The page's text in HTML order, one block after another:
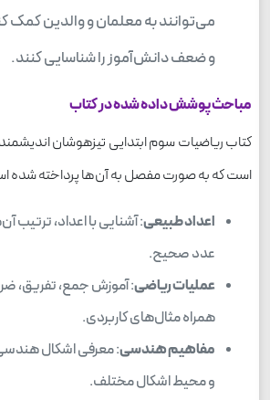
می‌توانند به معلمان و والدین کمک
و ضعف دانش‌آموز را شناسایی کنند.
مباحث پوشش داده شده در کتاب
کتاب ریاضیات سوم ابتدایی تیزهوشان
است که به صورت مفصل به آن‌ها پرداخته شده
اعداد طبیعی: آشنایی با اعداد، ترتیب
عدد صحیح.
عملیات ریاضی: آموزش جمع، تفریق،
همراه مثال‌های کاربردی.
مفاهیم هندسی: معرفی اشکال
و محیط اشکال مختلف.